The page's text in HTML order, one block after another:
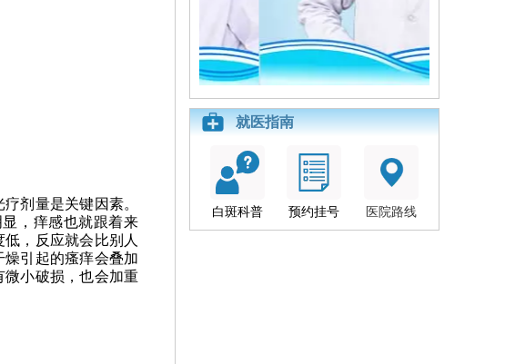
剂量是关键因素。
，痒感也就跟着来
，反应就会比别人
引起的瘙痒会叠加
小破损，也会加重
就医指南
白斑科普 预约挂号 医院路线